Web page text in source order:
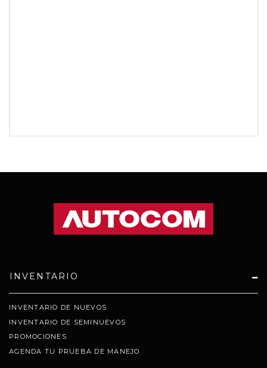
INVENTARIO
INVENTARIO DE NUEVOS
INVENTARIO DE SEMINUEVOS
PROMOCIONES
AGENDA TU PRUEBA DE MANEJO